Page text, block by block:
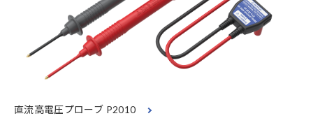
直流高電圧プローブ P2010